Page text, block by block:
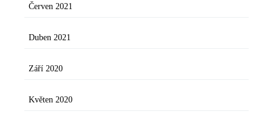
Červen 2021
Duben 2021
Září 2020
Květen 2020